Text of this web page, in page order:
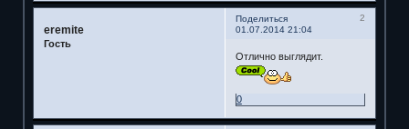
Поделиться
2
01.07.2014 21:04
eremite
Гость
Отлично выглядит.
0